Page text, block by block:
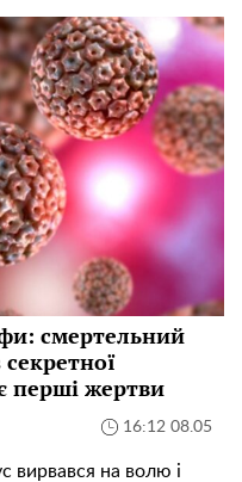
смертельний
перші жертви
16:12 08.05
вирвався на волю і